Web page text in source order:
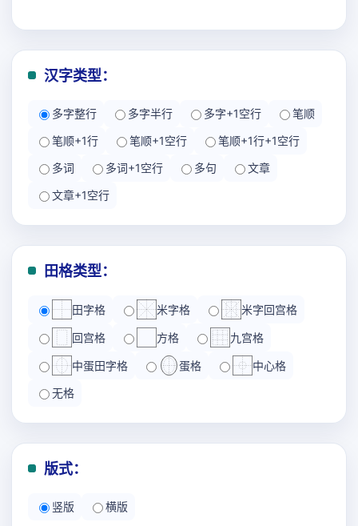
汉字类型：
多字整行 多字半行 多字+1空行
笔顺
笔顺+1行
笔顺+1空行
笔顺+1行+1空行
多词
多词+1空行 多句
文章
文章+1空行
田格类型：
田字格 米字格 米字回宫格
回宫格 方格 九宫格
中蛋田字格 蛋格 中心格
无格
版式：
竖版 横版